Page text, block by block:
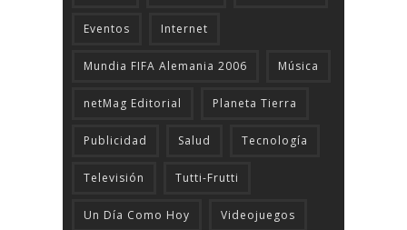
Eventos Internet
Mundia FIFA Alemania 2006 Música
netMag Editorial Planeta Tierra
Publicidad Salud Tecnologí­a
Televisión Tutti-Frutti
Un Día Como Hoy Videojuegos